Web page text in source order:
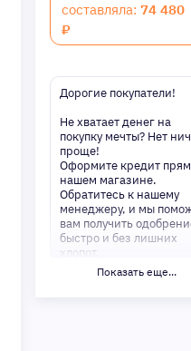
составляла: 74 480
₽
Дорогие покупатели!
Не хватает денег на
покупку мечты? Нет
проще!
Оформите кредит
нашем магазине.
Обратитесь к нашему
менеджеру, и мы
вам получить
быстро и без лишних
хлопот.
Показать еще...